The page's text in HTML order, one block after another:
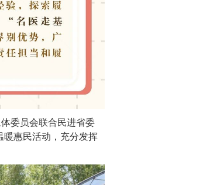
委员会联合民进省委
暖惠民活动，充分发挥